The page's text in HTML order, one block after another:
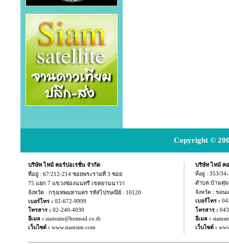
Copyright ©
บริษัท ไทม์ คอร์ปอเรชั่น จำกัด
ที่อยู่ : 67/212-214 ซอยพระรามที่ 3 ซอย
75 แยก 7 แขวงช่องนนทรี เขตยานนาวา
จังหวัด : กรุงเทพมหานคร รหัสไปรษณีย์ : 10120
เบอร์โทร : 02-672-9999
โทรสาร : 02-240-4030
อีเมล : siamsim@hotmail.co.th
เว็บไซต์ : www.siamsim.com
บริษัท ไทม์ ค
ที่อยู่ : 353/
ตำบล.บ้านทุ่
จังหวัด : ขอน
เบอร์โทร :
โทรสาร :
อีเมล :
เว็บไซต์ :